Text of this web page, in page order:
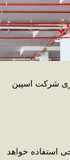
شرکت اسپین
استفاده خواهد